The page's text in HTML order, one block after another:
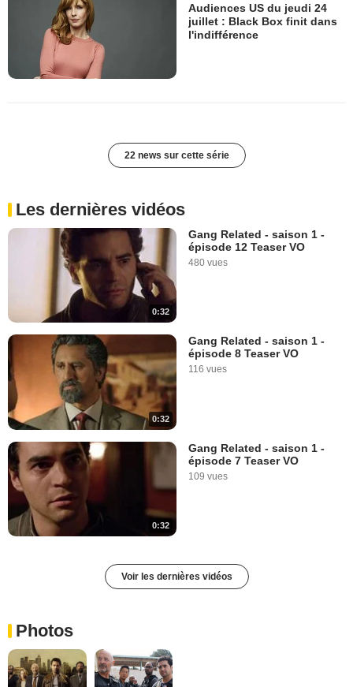
Audiences US du jeudi 24
juillet : Black Box finit dans
l'indifférence
22 news sur cette série
Les dernières vidéos
0:32
Gang Related - saison 1 -
épisode 12 Teaser VO
480 vues
0:32
Gang Related - saison 1 -
épisode 8 Teaser VO
116 vues
0:32
Gang Related - saison 1 -
épisode 7 Teaser VO
109 vues
Voir les dernières vidéos
Photos